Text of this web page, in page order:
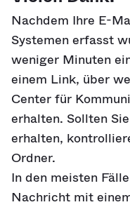
Nachdem Ihre E-
Systemen erfasst
weniger Minuten
einem Link, über
Center für
erhalten. Sollten
erhalten,
Ordner.
In den meisten
Nachricht mit